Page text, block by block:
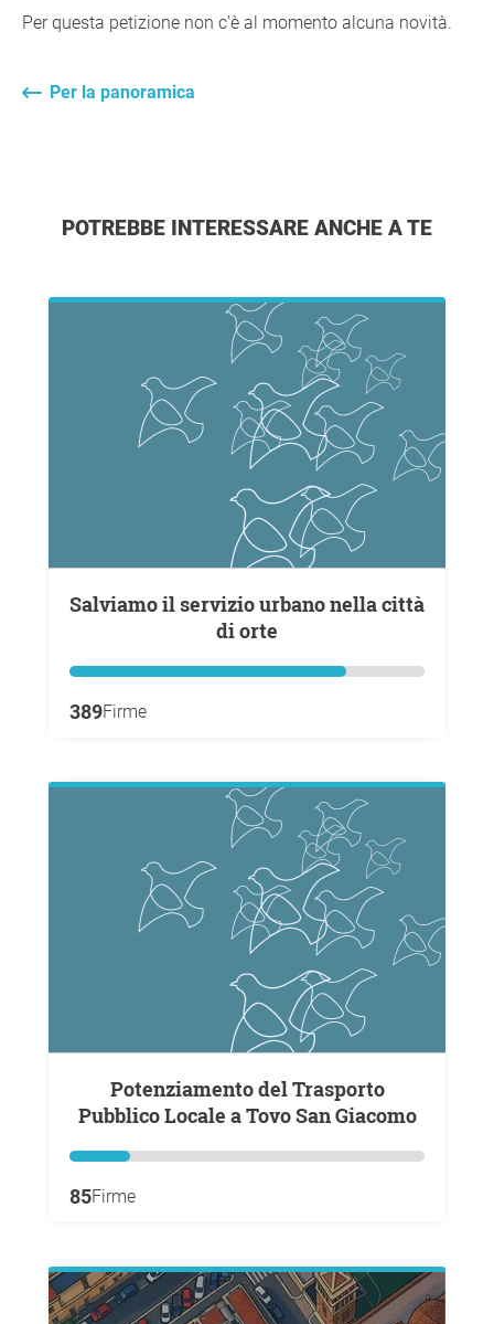
Per questa petizione non c'è al momento alcuna novità.
Per la panoramica
POTREBBE INTERESSARE ANCHE A TE
Salviamo il servizio urbano nella città
di orte
389Firme
Potenziamento del Trasporto
Pubblico Locale a Tovo San Giacomo
85Firme